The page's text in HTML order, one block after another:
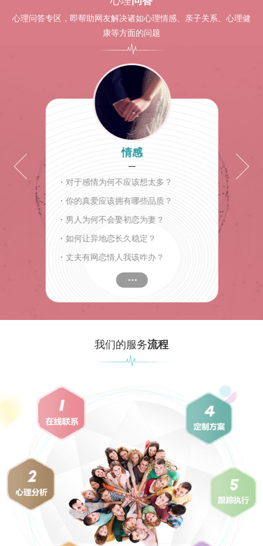
心理问答专区，即帮助网友解决诸如心理情感、亲子关系、心理健
康等方面的问题
情感
· 对于感情为何不应该想太多？
· 你的真爱应该拥有哪些品质？
· 男人为何不会娶初恋为妻？
· 如何让异地恋长久稳定？
· 丈夫有网恋情人我该咋办？
我们的服务流程